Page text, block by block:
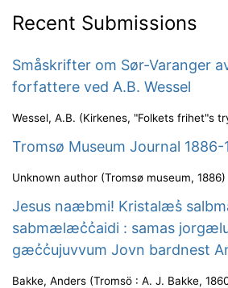
Recent Submissions
Småskrifter om Sør-Varanger
forfattere ved A.B. Wessel
Wessel, A.B. (Kirkenes, "Folkets frihet"s
Tromsø Museum Journal 1886-
Unknown author (Tromsø museum, 1886)
Jesus naæbmi! Kristalæs̉
sabmælæc̉c̉aidi : samas
gæc̉c̉ujuvvum Jovn bardnest
Bakke, Anders (Tromsö : A. J. Bakke,